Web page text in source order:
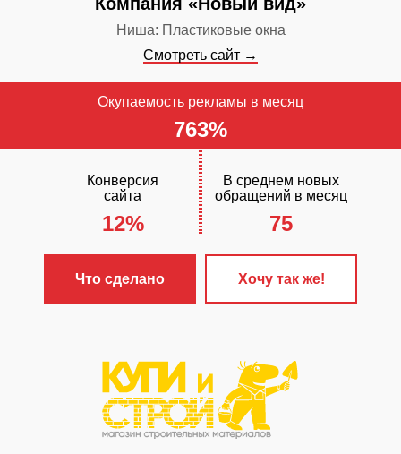
Ниша: Пластиковые окна
Конверсия
сайта
В среднем новых
обращений в месяц
Окупаемость рекламы в месяц
12% 75
763%
Что сделано Хочу так же!
Смотреть сайт →